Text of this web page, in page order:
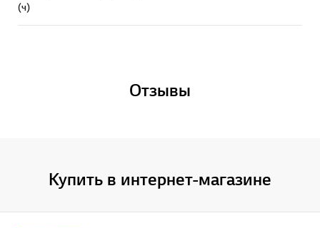
(ч)
Отзывы
Купить в интернет-магазине